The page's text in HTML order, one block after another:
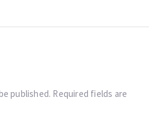
published. Required fields are